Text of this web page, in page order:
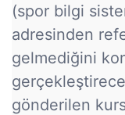
(spor bilgi
adresinden
gelmediğini
gönderilen